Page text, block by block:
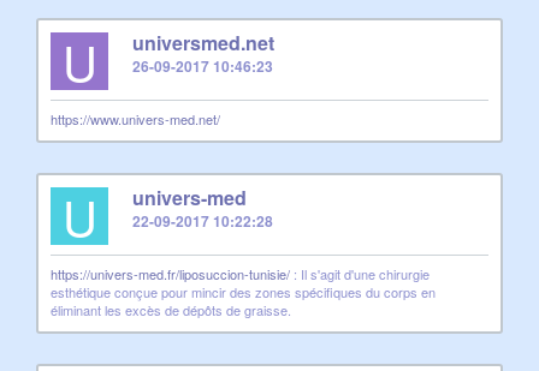
U universmed.net
26-09-2017 10:46:23
https://www.univers-med.net/
U univers-med
22-09-2017 10:22:28
https://univers-med.fr/liposuccion-tunisie/ : Il s'agit d'une chirurgie
esthétique conçue pour mincir des zones spécifiques du corps en
éliminant les excès de dépôts de graisse.